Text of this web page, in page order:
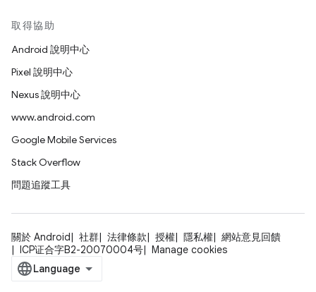
取得協助
Android 說明中心
Pixel 說明中心
Nexus 說明中心
www.android.com
Google Mobile Services
Stack Overflow
問題追蹤工具
關於 Android 社群 法律條款 授權 隱私權
網站意見回饋
ICP证合字B2-20070004号
Manage cookies